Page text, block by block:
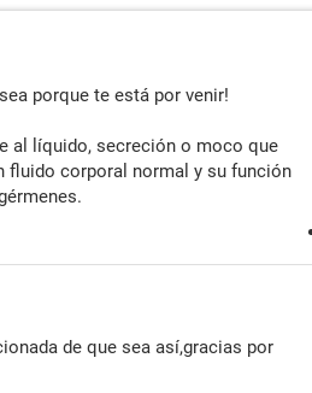
porque te está por venir!
al líquido, secreción o moco que
fluido corporal normal y su función
de que sea así,gracias por